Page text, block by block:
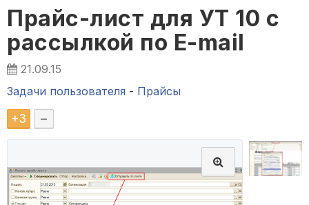
Прайс-лист для УТ 10 с
рассылкой по E-mail
21.09.15
Задачи пользователя - Прайсы
+3 –